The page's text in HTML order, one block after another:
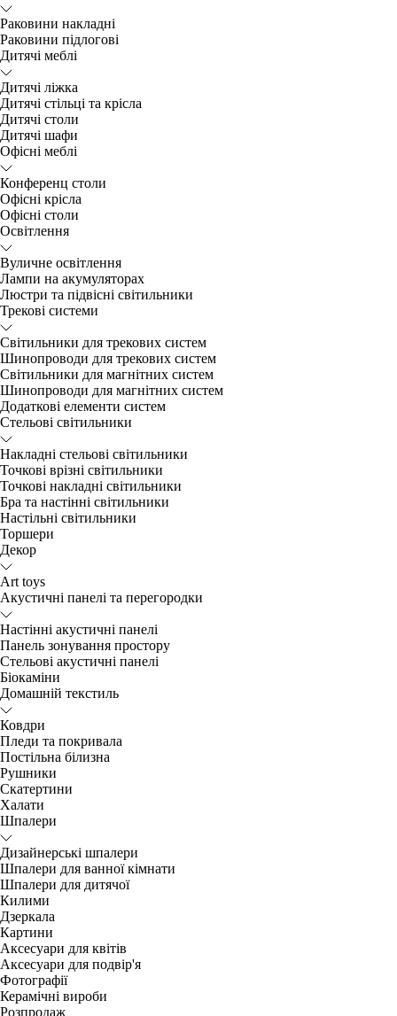
Раковини накладні
Раковини підлогові
Дитячі меблі
Дитячі ліжка
Дитячі стільці та крісла
Дитячі столи
Дитячі шафи
Офісні меблі
Конференц столи
Офісні крісла
Офісні столи
Освітлення
Вуличне освітлення
Лампи на акумуляторах
Люстри та підвісні світильники
Трекові системи
Світильники для трекових систем
Шинопроводи для трекових систем
Світильники для магнітних систем
Шинопроводи для магнітних систем
Додаткові елементи систем
Cтельові світильники
Накладні стельові світильники
Точкові врізні світильники
Точкові накладні світильники
Бра та настінні світильники
Настільні світильники
Торшери
Декор
Art toys
Акустичні панелі та перегородки
Настінні акустичні панелі
Панель зонування простору
Стельові акустичні панелі
Біокаміни
Домашній текстиль
Ковдри
Пледи та покривала
Постільна білизна
Рушники
Скатертини
Халати
Шпалери
Дизайнерські шпалери
Шпалери для ванної кімнати
Шпалери для дитячої
Килими
Дзеркала
Картини
Аксесуари для квітів
Аксесуари для подвір'я
Фотографії
Керамічні вироби
Розпродаж